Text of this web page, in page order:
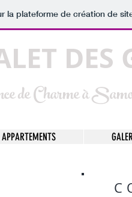
la plateforme de création de
DES
de Charme à
APPARTEMENTS